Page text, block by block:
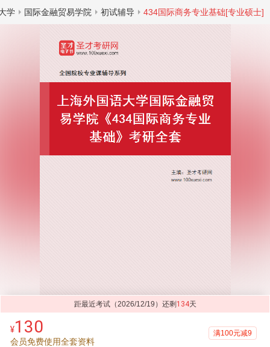
学 国际金融贸易学院 初试辅导 434国际商务专业基础[专业硕士]
距最近考试（2026/12/19）还剩 134天
¥130
会员免费使用全套资料
满100元减9